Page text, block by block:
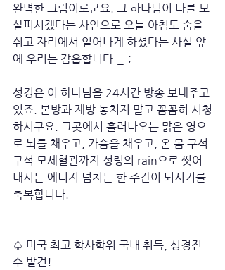
완벽한 그림이로군요. 그 하나님이 나를 보
살피시겠다는 사인으로 오늘 아침도 숨을
쉬고 자리에서 일어나게 하셨다는 사실 앞
에 우리는 감읍합니다-_-;
성경은 이 하나님을 24시간 방송 보내주고
있죠. 본방과 재방 놓치지 말고 꼼꼼히 시청
하시구요. 그곳에서 흘러나오는 맑은 영으
로 뇌를 채우고, 가슴을 채우고, 온 몸 구석
구석 모세혈관까지 성령의 rain으로 씻어
내시는 에너지 넘치는 한 주간이 되시기를
축복합니다.
♤ 미국 최고 학사학위 국내 취득, 성경진
수 발견!